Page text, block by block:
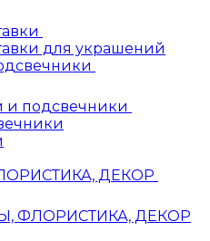
для украшений
и подсвечники
ДЕКОР
ФЛОРИСТИКА, ДЕКОР